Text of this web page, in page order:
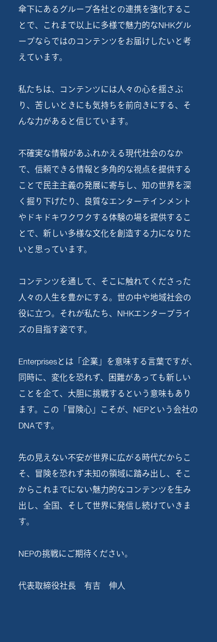
傘下にあるグループ各社との連携を強化するこ
とで、これまで以上に多様で魅力的なNHKグル
ープならではのコンテンツをお届けしたいと考
えています。
私たちは、コンテンツには人々の心を揺さぶ
り、苦しいときにも気持ちを前向きにする、そ
んな力があると信じています。
不確実な情報があふれかえる現代社会のなか
で、信頼できる情報と多角的な視点を提供する
ことで民主主義の発展に寄与し、知の世界を深
く掘り下げたり、良質なエンターテインメント
やドキドキワクワクする体験の場を提供するこ
とで、新しい多様な文化を創造する力になりた
いと思っています。
コンテンツを通して、そこに触れてくださった
人々の人生を豊かにする。世の中や地域社会の
役に立つ。それが私たち、NHKエンタープライ
ズの目指す姿です。
Enterprisesとは「企業」を意味する言葉ですが、
同時に、変化を恐れず、困難があっても新しい
ことを企て、大胆に挑戦するという意味もあり
ます。この「冒険心」こそが、NEPという会社の
DNAです。
先の見えない不安が世界に広がる時代だからこ
そ、冒険を恐れず未知の領域に踏み出し、そこ
からこれまでにない魅力的なコンテンツを生み
出し、全国、そして世界に発信し続けていきま
す。
NEPの挑戦にご期待ください。
代表取締役社長 有吉 伸人